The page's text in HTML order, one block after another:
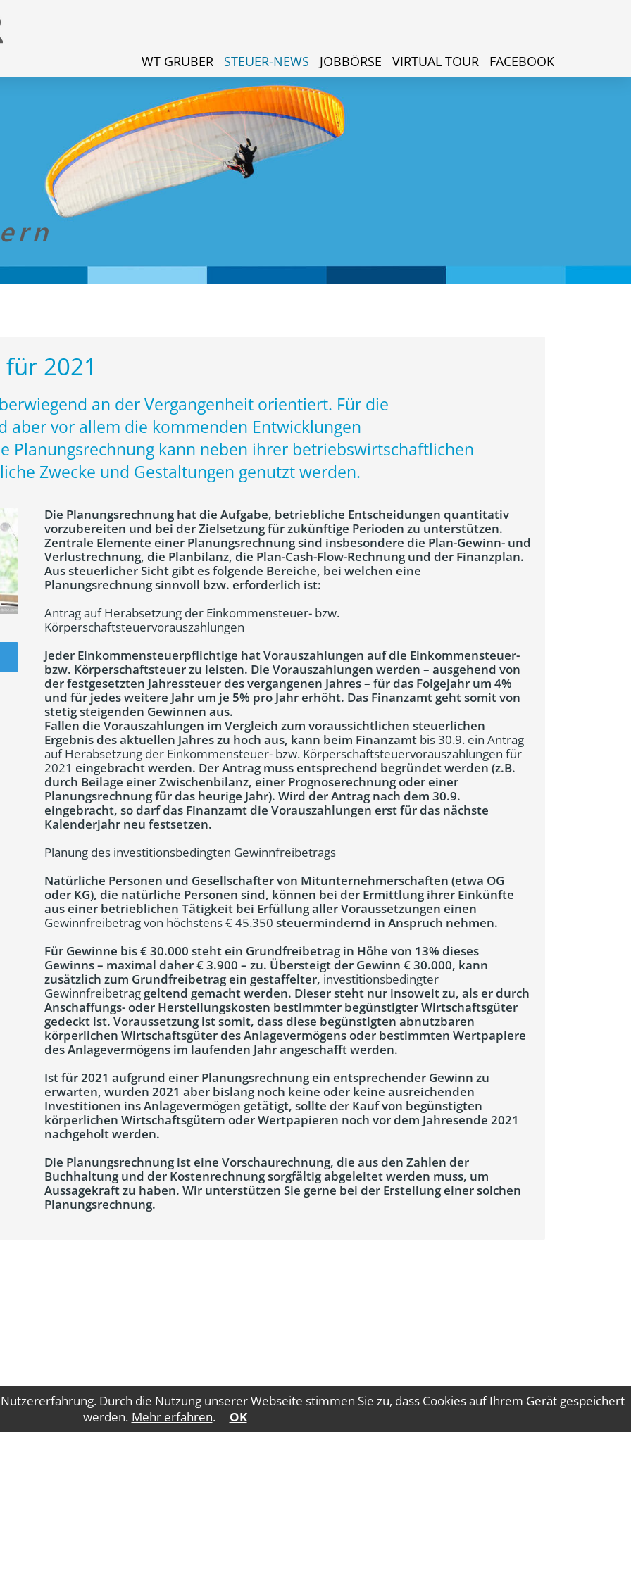
Durch die Nutzung unserer Webseite stimmen Sie zu, dass Cookies auf Ihrem Gerät gespeichert
werden. Mehr erfahren. OK
WT GRUBER STEUER-NEWS JOBBÖRSE VIRTUAL TOUR FACEBOOK
2021
an der Vergangenheit orientiert. Für die
aber vor allem die kommenden Entwicklungen
Planungsrechnung kann neben ihrer betriebswirtschaftlichen
Zwecke und Gestaltungen genutzt werden.
Die Planungsrechnung hat die Aufgabe, betriebliche Entscheidungen quantitativ
vorzubereiten und bei der Zielsetzung für zukünftige Perioden zu unterstützen.
Zentrale Elemente einer Planungsrechnung sind insbesondere die Plan-Gewinn- und
Verlustrechnung, die Planbilanz, die Plan-Cash-Flow-Rechnung und der Finanzplan.
Aus steuerlicher Sicht gibt es folgende Bereiche, bei welchen eine
Planungsrechnung sinnvoll bzw. erforderlich ist:
Antrag auf Herabsetzung der Einkommensteuer- bzw.
Körperschaftsteuervorauszahlungen
Jeder Einkommensteuerpflichtige hat Vorauszahlungen auf die Einkommensteuer-
bzw. Körperschaftsteuer zu leisten. Die Vorauszahlungen werden – ausgehend von
der festgesetzten Jahressteuer des vergangenen Jahres – für das Folgejahr um 4%
und für jedes weitere Jahr um je 5% pro Jahr erhöht. Das Finanzamt geht somit von
stetig steigenden Gewinnen aus.
Fallen die Vorauszahlungen im Vergleich zum voraussichtlichen steuerlichen
Ergebnis des aktuellen Jahres zu hoch aus, kann beim Finanzamt bis 30.9. ein Antrag
auf Herabsetzung der Einkommensteuer- bzw. Körperschaftsteuervorauszahlungen für
2021 eingebracht werden. Der Antrag muss entsprechend begründet werden (z.B.
durch Beilage einer Zwischenbilanz, einer Prognoserechnung oder einer
Planungsrechnung für das heurige Jahr). Wird der Antrag nach dem 30.9.
eingebracht, so darf das Finanzamt die Vorauszahlungen erst für das nächste
Kalenderjahr neu festsetzen.
Planung des investitionsbedingten Gewinnfreibetrags
Natürliche Personen und Gesellschafter von Mitunternehmerschaften (etwa OG
oder KG), die natürliche Personen sind, können bei der Ermittlung ihrer Einkünfte
aus einer betrieblichen Tätigkeit bei Erfüllung aller Voraussetzungen einen
Gewinnfreibetrag von höchstens € 45.350 steuermindernd in Anspruch nehmen.
Für Gewinne bis € 30.000 steht ein Grundfreibetrag in Höhe von 13% dieses
Gewinns – maximal daher € 3.900 – zu. Übersteigt der Gewinn € 30.000, kann
zusätzlich zum Grundfreibetrag ein gestaffelter, investitionsbedingter
Gewinnfreibetrag geltend gemacht werden. Dieser steht nur insoweit zu, als er durch
Anschaffungs- oder Herstellungskosten bestimmter begünstigter Wirtschaftsgüter
gedeckt ist. Voraussetzung ist somit, dass diese begünstigten abnutzbaren
körperlichen Wirtschaftsgüter des Anlagevermögens oder bestimmten Wertpapiere
des Anlagevermögens im laufenden Jahr angeschafft werden.
Ist für 2021 aufgrund einer Planungsrechnung ein entsprechender Gewinn zu
erwarten, wurden 2021 aber bislang noch keine oder keine ausreichenden
Investitionen ins Anlagevermögen getätigt, sollte der Kauf von begünstigten
körperlichen Wirtschaftsgütern oder Wertpapieren noch vor dem Jahresende 2021
nachgeholt werden.
Die Planungsrechnung ist eine Vorschaurechnung, die aus den Zahlen der
Buchhaltung und der Kostenrechnung sorgfältig abgeleitet werden muss, um
Aussagekraft zu haben. Wir unterstützen Sie gerne bei der Erstellung einer solchen
Planungsrechnung.